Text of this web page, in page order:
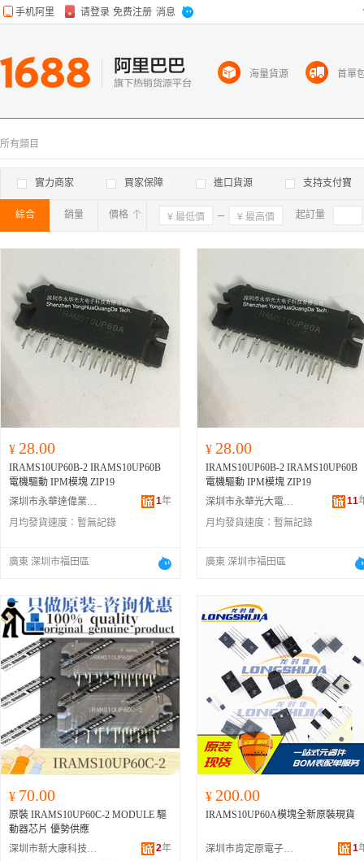
所有類目
實力商家 買家保障 進口貨源 支持支付寶
綜合 銷量 價格 確定 起訂量
¥ 28.00
IRAMS10UP60B-2 IRAMS10UP60B
電機驅動 IPM模塊 ZIP19
深圳市永華達偉業電子商行
1年
月均發貨速度： 暫無記錄
廣東 深圳市福田區
¥ 28.00
IRAMS10UP60B-2 IRAMS10UP60B
電機驅動 IPM模塊 ZIP19
深圳市永華光大電子科技有限公司
11
月均發貨速度： 暫無記錄
廣東 深圳市福田區
¥ 70.00
原裝 IRAMS10UP60C-2 MODULE 驅
動器芯片 優勢供應
深圳市新大康科技有限公司
2年
¥ 200.00
IRAMS10UP60A模塊全新原裝現貨
深圳市肯定原電子有限公司 1
海量貨源 首單